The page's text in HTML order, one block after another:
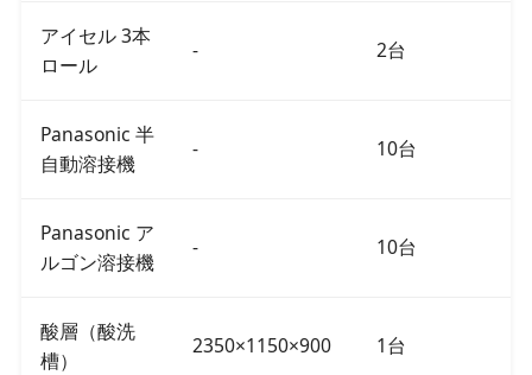
アイセル 3本
ロール
- 2台
Panasonic 半
自動溶接機
- 10台
Panasonic ア
ルゴン溶接機
- 10台
酸層（酸洗
槽）
2350×1150×900 1台